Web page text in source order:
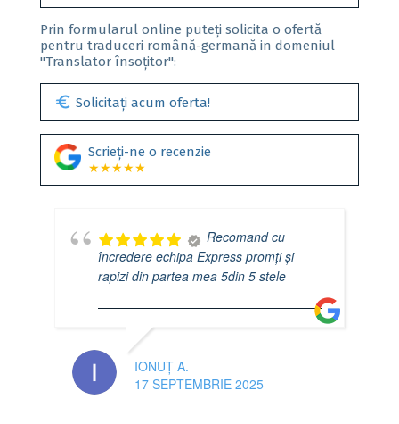
Prin formularul online puteți solicita o ofertă
pentru traduceri română-germană in domeniul
"Translator însoțitor":
euro Solicitați acum oferta!
Scrieți-ne o recenzie
★★★★★
Recomand cu
încredere echipa Express promți și
rapizi din partea mea 5din 5 stele
IONUȚ A.
17 SEPTEMBRIE 2025